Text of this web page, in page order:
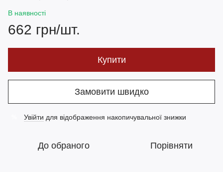
В наявності
662 грн/шт.
Купити
Замовити швидко
Увійти для відображення накопичувальної знижки
До обраного Порівняти